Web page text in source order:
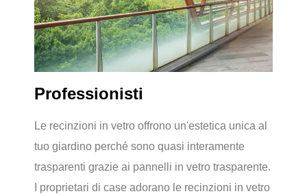
Professionisti
Le recinzioni in vetro offrono un'estetica unica al
tuo giardino perché sono quasi interamente
trasparenti grazie ai pannelli in vetro trasparente.
I proprietari di case adorano le recinzioni in vetro